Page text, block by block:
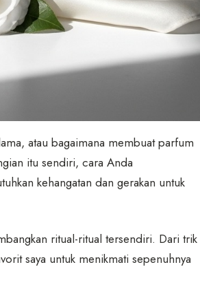
atau bagaimana membuat parfum
itu sendiri, cara Anda
kehangatan dan gerakan untuk
ritual-ritual tersendiri. Dari trik
saya untuk menikmati sepenuhnya